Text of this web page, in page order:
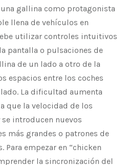
gallina como protagonista
llena de vehículos en
utilizar controles intuitivos
pantalla o pulsaciones de
de un lado a otro de la
espacios entre los coches
La dificultad aumenta
que la velocidad de los
introducen nuevos
más grandes o patrones de
empezar en “chicken
la sincronización del